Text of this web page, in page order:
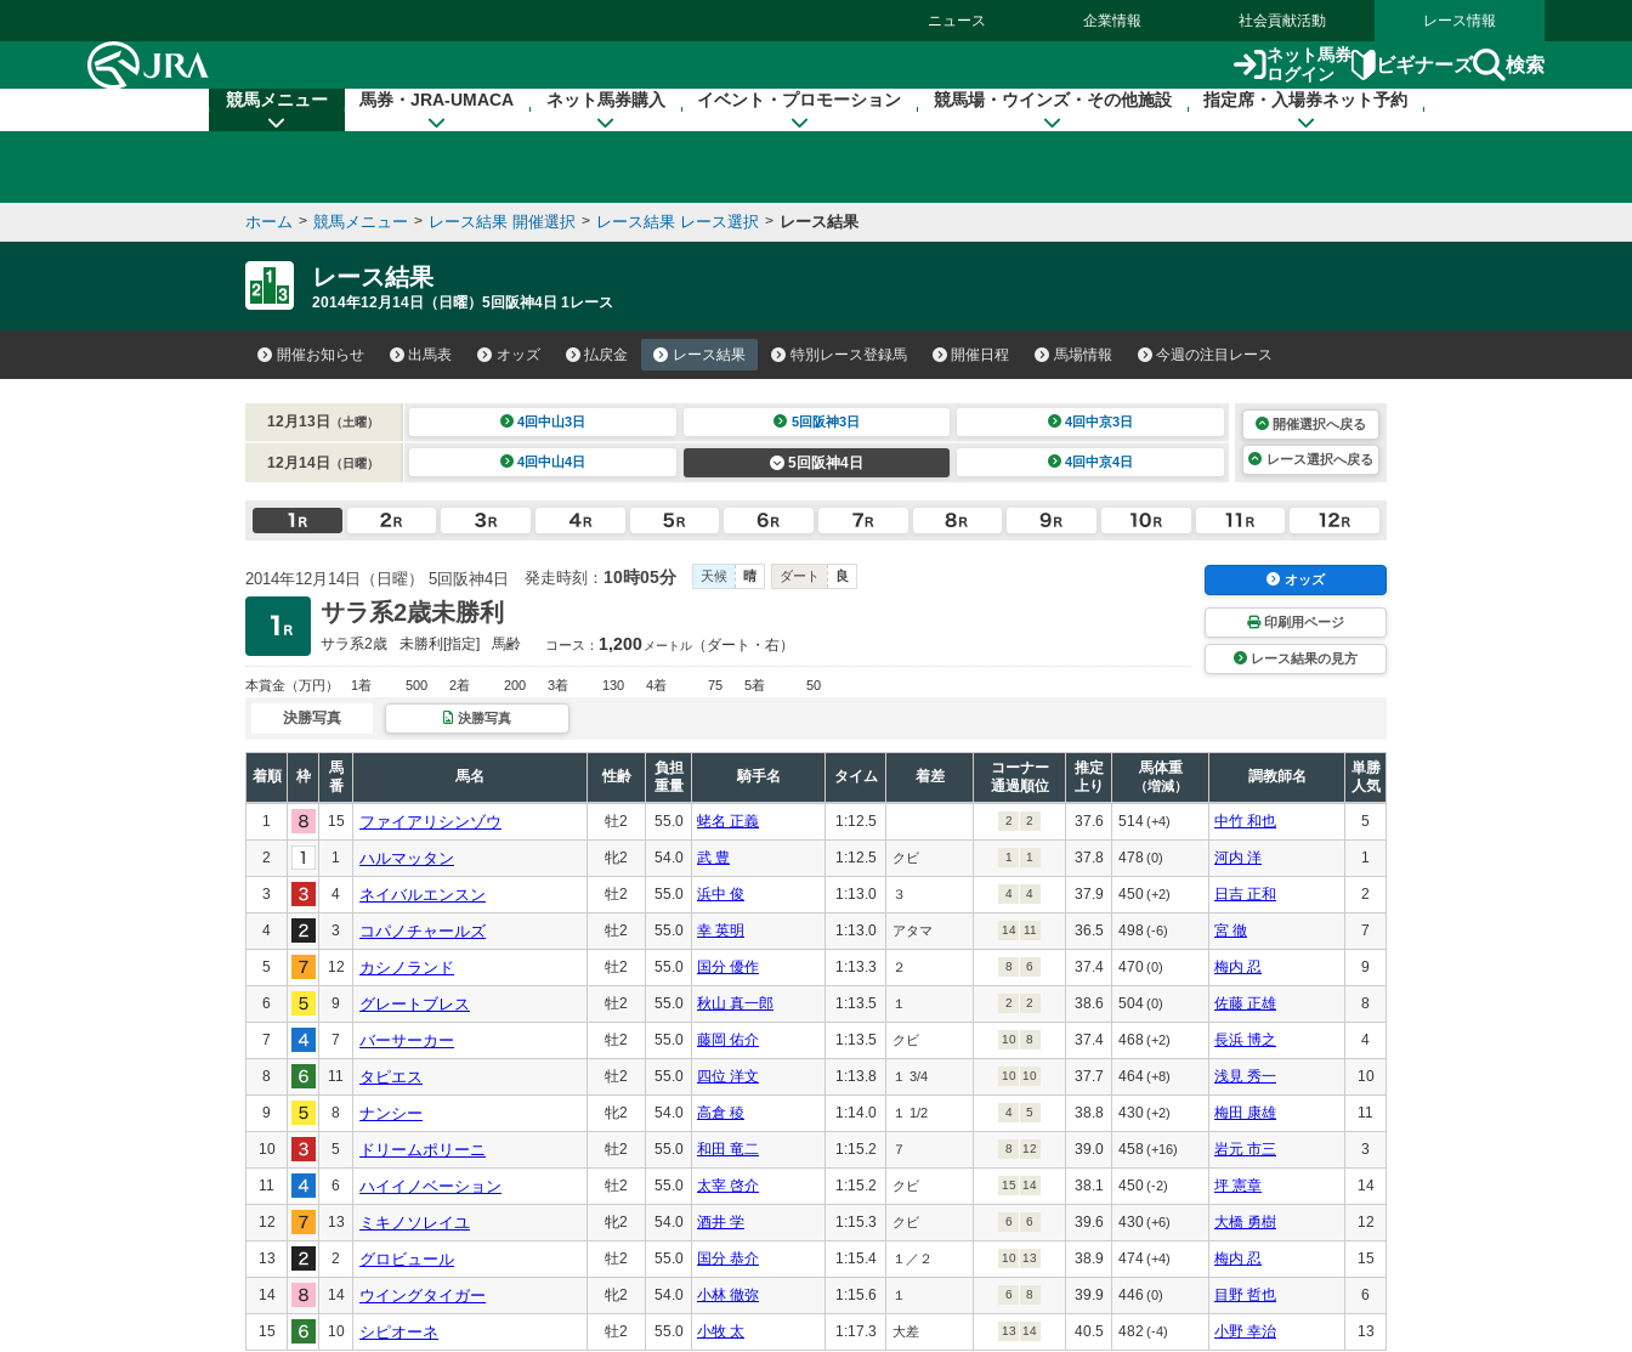
ニュース 企業情報 社会貢献活動 レース情報
ネット馬券
ログイン
ビギナーズ 検索
競馬メニュー 馬券・JRA-UMACA ネット馬券購入 イベント・プロモーション 競馬場・ウインズ・その他施設 指定席・入場券ネット予約
ホーム > 競馬メニュー > レース結果 開催選択 > レース結果 レース選択 > レース結果
レース結果
2014年12月14日（日曜）5回阪神4日 1レース
開催お知らせ 出馬表 オッズ 払戻金 レース結果 特別レース登録馬 開催日程 馬場情報 今週の注目レース
12月13日 （土曜） 4回中山3日 5回阪神3日 4回中京3日
12月14日 （日曜） 4回中山4日 5回阪神4日 4回中京4日
開催選択へ戻る
レース選択へ戻る
2014年12月14日（日曜） 5回阪神4日 発走時刻： 10時05分 天候 晴 ダート 良
サラ系2歳未勝利
サラ系2歳 未勝利[指定] 馬齢 コース： 1,200 メートル （ダート・右）
本賞金 （万円） 1着 500 2着 200 3着 130 4着 75 5着 50
オッズ
印刷用ページ
レース結果の見方
決勝写真 決勝写真
着順 枠
馬
番
馬名 性齢
負担
重量
騎手名 タイム 着差
コーナー
通過順位
推定
上り
馬体重
（増減）
調教師名
単勝
人気
1 15 ファイアリシンゾウ 牡2 55.0 蛯名 正義 1:12.5 2 2 37.6 514(+4) 中竹 和也 5
2 1 ハルマッタン 牝2 54.0 武 豊 1:12.5 クビ 1 1 37.8 478 (0) 河内 洋 1
3 4 ネイバルエンスン 牡2 55.0 浜中 俊 1:13.0 ３ 4 4 37.9 450(+2) 日吉 正和 2
4 3 コパノチャールズ 牡2 55.0 幸 英明 1:13.0 アタマ 14 11 36.5 498 (-6) 宮 徹 7
5 12 カシノランド 牡2 55.0 国分 優作 1:13.3 ２ 8 6 37.4 470(0) 梅内 忍 9
6 9 グレートブレス 牡2 55.0 秋山 真一郎 1:13.5 １ 2 2 38.6 504(0) 佐藤 正雄 8
7 7 バーサーカー 牡2 55.0 藤岡 佑介 1:13.5 クビ 10 8 37.4 468(+2) 長浜 博之 4
8 11 タピエス 牡2 55.0 四位 洋文 1:13.8 １ 3/4 10 10 37.7 464(+8) 浅見 秀一 10
9 8 ナンシー 牝2 54.0 高倉 稜 1:14.0 １ 1/2 4 5 38.8 430(+2) 梅田 康雄 11
10 5 ドリームポリーニ 牡2 55.0 和田 竜二 1:15.2 ７ 8 12 39.0 458 (+16) 岩元 市三 3
11 6 ハイイノベーション 牡2 55.0 太宰 啓介 1:15.2 クビ 15 14 38.1 450(-2) 坪 憲章 14
12 13 ミキノソレイユ 牝2 54.0 酒井 学 1:15.3 クビ 6 6 39.6 430(+6) 大橋 勇樹 12
13 2 グロビュール 牡2 55.0 国分 恭介 1:15.4 １／２ 10 13 38.9 474(+4) 梅内 忍 15
14 14 ウイングタイガー 牝2 54.0 小林 徹弥 1:15.6 １ 6 8 39.9 446 (0) 目野 哲也 6
15 10 シピオーネ 牡2 55.0 小牧 太 1:17.3 大差 13 14 40.5 482 (-4) 小野 幸治 13